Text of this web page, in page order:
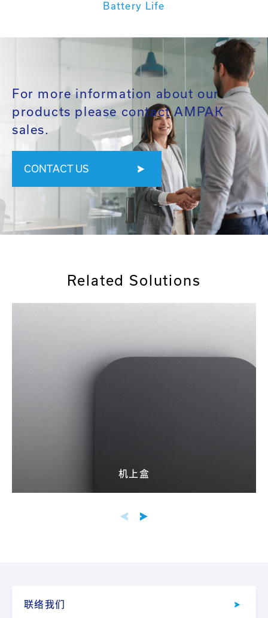
Battery Life
For more information about our
products please contact AMPAK
sales.
CONTACT US
Related Solutions
机上盒
联络我们